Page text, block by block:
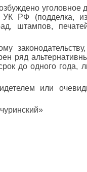
уголовное
РФ (подделка,
штампов,
ряд
до одного года,
или